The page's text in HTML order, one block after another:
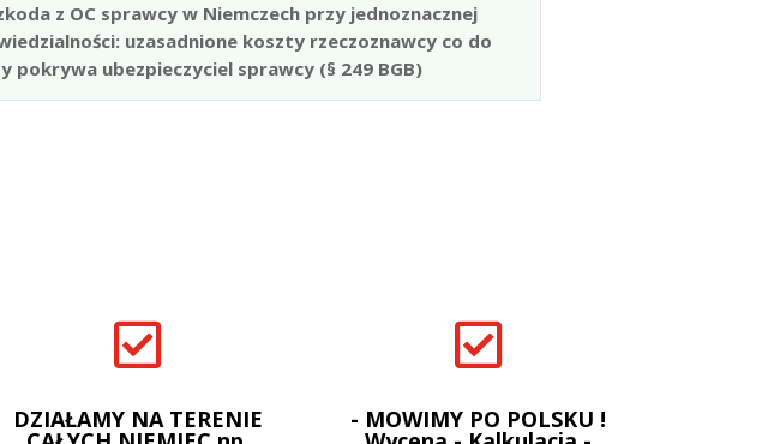
z OC sprawcy w Niemczech przy jednoznacznej
uzasadnione koszty rzeczoznawcy co do
pokrywa ubezpieczyciel sprawcy (§ 249 BGB)

DZIAŁAMY NA TERENIE

- MOWIMY PO POLSKU !